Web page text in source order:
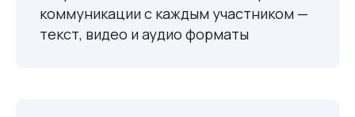
коммуникации с каждым участником —
текст, видео и аудио форматы